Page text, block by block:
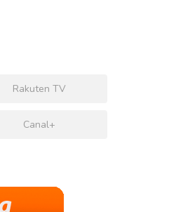
Rakuten TV
Canal+